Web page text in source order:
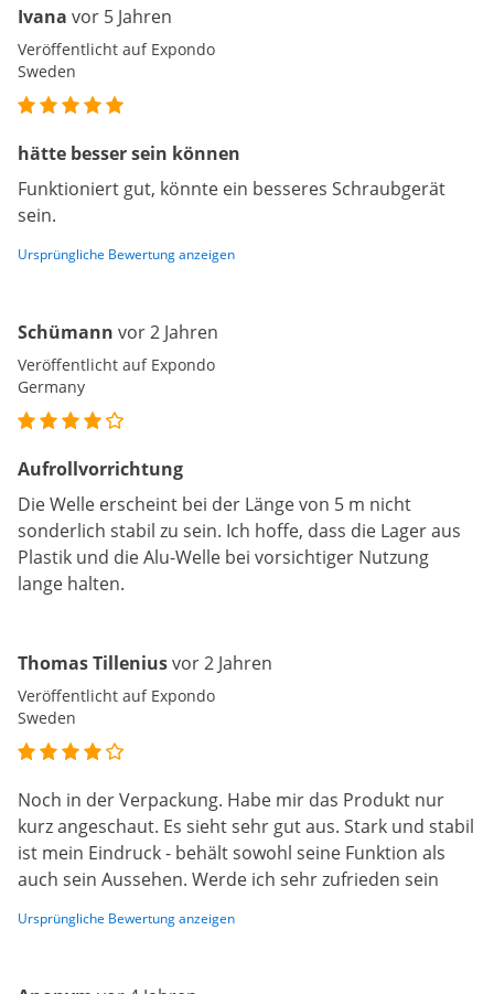
Ivana vor 5 Jahren
Veröffentlicht auf Expondo
Sweden
hätte besser sein können
Funktioniert gut, könnte ein besseres Schraubgerät
sein.
Ursprüngliche Bewertung anzeigen
Schümann vor 2 Jahren
Veröffentlicht auf Expondo
Germany
Aufrollvorrichtung
Die Welle erscheint bei der Länge von 5 m nicht
sonderlich stabil zu sein. Ich hoffe, dass die Lager aus
Plastik und die Alu-Welle bei vorsichtiger Nutzung
lange halten.
Thomas Tilleniusvor 2 Jahren
Veröffentlicht auf Expondo
Sweden
Noch in der Verpackung. Habe mir das Produkt nur
kurz angeschaut. Es sieht sehr gut aus. Stark und stabil
ist mein Eindruck - behält sowohl seine Funktion als
auch sein Aussehen. Werde ich sehr zufrieden sein
Ursprüngliche Bewertung anzeigen